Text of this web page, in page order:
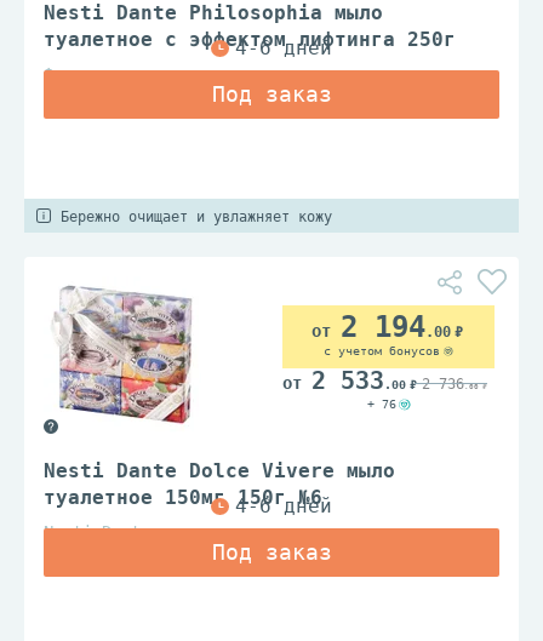
Nesti Dante Philosophia мыло
туалетное с эффектом лифтинга 250г
Флоренция
Бережно очищает и увлажняет кожу
Nesti Dante Dolce Vivere мыло
туалетное 150мг 150г №6
Nesti Dante
2 194.00
с учетом бонусов
2 533 .00 2 736.00
+ 76